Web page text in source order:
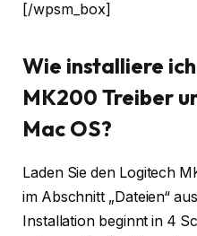
[/wpsm_box]
Wie installiere
MK200 Treiber
Mac OS?
Laden Sie den Logitech
im Abschnitt „Dateien“
Installation beginnt in 4